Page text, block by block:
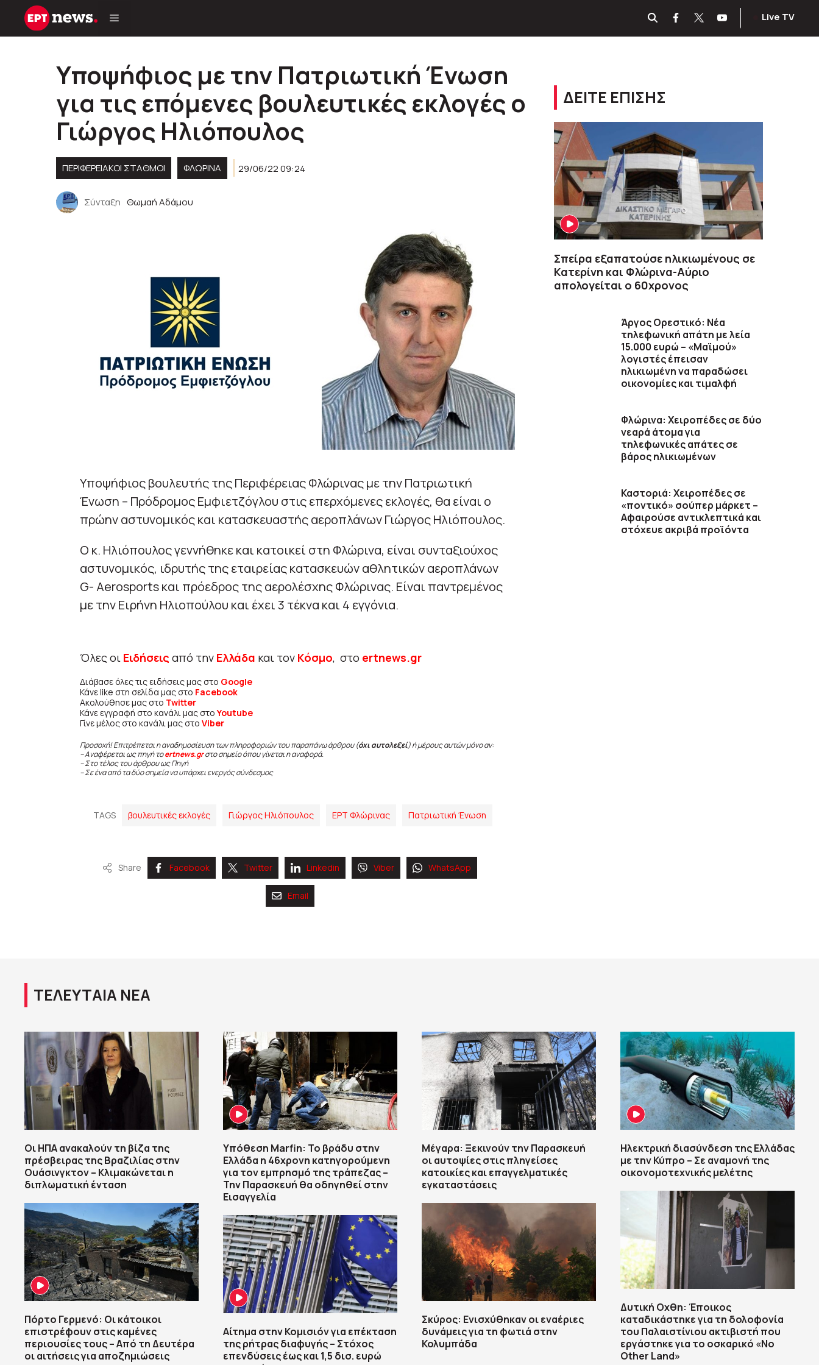
Μετάβαση
Live TV
Υποψήφιος με την Πατριωτική Ένωση
για τις επόμενες βουλευτικές εκλογές ο
Γιώργος Ηλιόπουλος
ΠΕΡΙΦΕΡΕΙΑΚΟΊ ΣΤΑΘΜΟΊ ΦΛΩΡΙΝΑ 29/06/22 09:24
Σύνταξη Θωμαή Αδάμου
Υποψήφιος βουλευτής της Περιφέρειας Φλώρινας με την Πατριωτική
Ένωση – Πρόδρομος Εμφιετζόγλου στις επερχόμενες εκλογές, θα είναι ο
πρώην αστυνομικός και κατασκευαστής αεροπλάνων Γιώργος Ηλιόπουλος.
Ο κ. Ηλιόπουλος γεννήθηκε και κατοικεί στη Φλώρινα, είναι συνταξιούχος
αστυνομικός, ιδρυτής της εταιρείας κατασκευών αθλητικών αεροπλάνων
G- Aerosports και πρόεδρος της αερολέσχης Φλώρινας. Είναι παντρεμένος
με την Ειρήνη Ηλιοπούλου και έχει 3 τέκνα και 4 εγγόνια.
Όλες οι Ειδήσεις από την Ελλάδα και τον Κόσμο, στο ertnews.gr
Διάβασε όλες τις ειδήσεις μας στο Google
Κάνε like στη σελίδα μας στο Facebook
Ακολούθησε μας στο Twitter
Κάνε εγγραφή στο κανάλι μας στοYoutube
Γίνε μέλος στο κανάλι μας στο Viber
Προσοχή! Επιτρέπεται η αναδημοσίευση των πληροφοριών του παραπάνω άρθρου (όχι αυτολεξεί) ή μέρους αυτών μόνο αν:
– Αναφέρεται ως πηγή τοertnews.gr στο σημείο όπου γίνεται η αναφορά.
– Στο τέλος του άρθρου ως Πηγή
– Σε ένα από τα δύο σημεία να υπάρχει ενεργός σύνδεσμος
TAGS βουλευτικές εκλογές Γιώργος Ηλιόπουλος ΕΡΤ Φλώρινας Πατριωτική Ένωση
Share Facebook Twitter Linkedin Viber WhatsApp
Email
ΔΕΙΤΕ ΕΠΙΣΗΣ
Σπείρα εξαπατούσε ηλικιωμένους σε
Κατερίνη και Φλώρινα-Αύριο
απολογείται ο 60χρονος
Άργος Ορεστικό: Νέα
τηλεφωνική απάτη με λεία
15.000 ευρώ – «Μαϊμού»
λογιστές έπεισαν
ηλικιωμένη να παραδώσει
οικονομίες και τιμαλφή
Φλώρινα: Χειροπέδες σε δύο
νεαρά άτομα για
τηλεφωνικές απάτες σε
βάρος ηλικιωμένων
Καστοριά: Χειροπέδες σε
«ποντικό» σούπερ μάρκετ –
Αφαιρούσε αντικλεπτικά και
στόχευε ακριβά προϊόντα
ΤΕΛΕΥΤΑΙΑ ΝΕΑ
Οι ΗΠΑ ανακαλούν τη βίζα της
πρέσβειρας της Βραζιλίας στην
Ουάσινγκτον – Κλιμακώνεται η
διπλωματική ένταση
Πόρτο Γερμενό: Οι κάτοικοι
επιστρέφουν στις καμένες
περιουσίες τους – Aπό τη Δευτέρα
οι αιτήσεις για αποζημιώσεις
Υπόθεση Marfin: Το βράδυ στην
Ελλάδα η 46χρονη κατηγορούμενη
για τον εμπρησμό της τράπεζας –
Την Παρασκευή θα οδηγηθεί στην
Εισαγγελία
Αίτημα στην Κομισιόν για επέκταση
της ρήτρας διαφυγής – Στόχος
επενδύσεις έως και 1,5 δισ. ευρώ
Μέγαρα: Ξεκινούν την Παρασκευή
οι αυτοψίες στις πληγείσες
κατοικίες και επαγγελματικές
εγκαταστάσεις
Σκύρος: Ενισχύθηκαν οι εναέριες
δυνάμεις για τη φωτιά στην
Κολυμπάδα
Ηλεκτρική διασύνδεση της Ελλάδας
με την Κύπρο – Σε αναμονή της
οικονομοτεχνικής μελέτης
Δυτική Οχθη: Έποικος
καταδικάστηκε για τη δολοφονία
του Παλαιστίνιου ακτιβιστή που
εργάστηκε για το οσκαρικό «No
Other Land»